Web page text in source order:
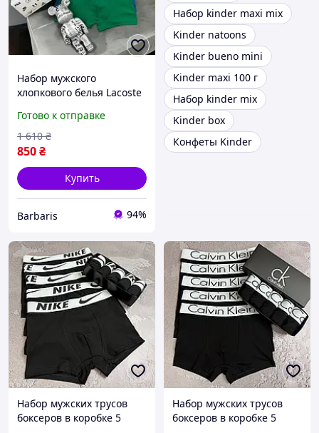
Набор мужского
хлопкового белья Lacoste
коробке B-i2
Готово к отправке
850₴
1 610 ₴
Купить
Barbaris 94%
Набор kinder maxi mix
Kinder natoons
Kinder bueno mini
Kinder maxi 100 г
Набор kinder mix
Kinder box
Конфеты Kinder
Набор мужских трусов
боксеров в коробке 5
Набор мужских трусов
боксеров в коробке 5